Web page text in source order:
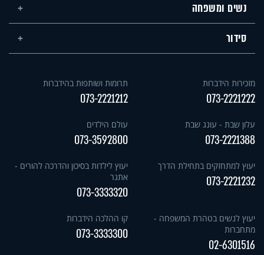
נשים ומשפחה
סידור
מזכירות הידברות
073-2221222
תרומות ושותפות בהידברות
073-2221212
עלון שבת - עונג שבת
073-2221388
עולם הילדים
073-3592800
יעוץ למתחזקים בתחילת הדרך
073-2221232
יעוץ לילדות בסיכון והדרכה להורים -
אתגר
073-3333320
יעוץ לנשים בטהרת המשפחה -
מתחברות
02-6301516
קו ההלכה הידברות
073-3333300